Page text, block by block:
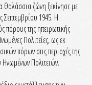
θαλάσσια ζώνη ξεκίνησε με
1945. Η
πόρους της ηπειρωτικής
Πολιτείες, ως εκ
πόρων στις περιοχές της
Ηνωμένων Πολιτειών.